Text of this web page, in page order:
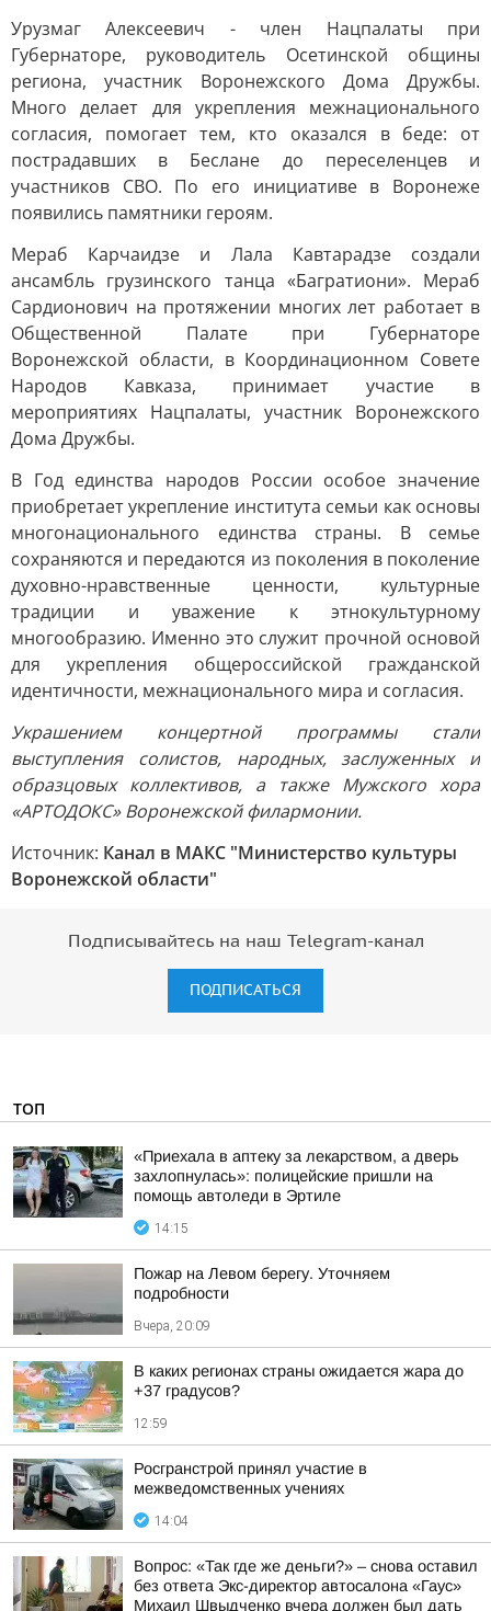
Урузмаг Алексеевич - член Нацпалаты при
Губернаторе, руководитель Осетинской общины
региона, участник Воронежского Дома Дружбы.
Много делает для укрепления межнационального
согласия, помогает тем, кто оказался в беде: от
пострадавших в Беслане до переселенцев и
участников СВО. По его инициативе в Воронеже
появились памятники героям.
Мераб Карчаидзе и Лала Кавтарадзе создали
ансамбль грузинского танца «Багратиони». Мераб
Сардионович на протяжении многих лет работает в
Общественной Палате при Губернаторе
Воронежской области, в Координационном Совете
Народов Кавказа, принимает участие в
мероприятиях Нацпалаты, участник Воронежского
Дома Дружбы.
В Год единства народов России особое значение
приобретает укрепление института семьи как основы
многонационального единства страны. В семье
сохраняются и передаются из поколения в поколение
духовно-нравственные ценности, культурные
традиции и уважение к этнокультурному
многообразию. Именно это служит прочной основой
для укрепления общероссийской гражданской
идентичности, межнационального мира и согласия.
Украшением концертной программы стали
выступления солистов, народных, заслуженных и
образцовых коллективов, а также Мужского хора
«АРТОДОКС» Воронежской филармонии.
Источник: Канал в МАКС "Министерство культуры
Воронежской области"
Подписывайтесь на наш Telegram-канал
ПОДПИСАТЬСЯ
ТОП
«Приехала в аптеку за лекарством, а дверь
захлопнулась»: полицейские пришли на
помощь автоледи в Эртиле
14:15
Пожар на Левом берегу. Уточняем
подробности
Вчера, 20:09
В каких регионах страны ожидается жара до
+37 градусов?
12:59
Росгранстрой принял участие в
межведомственных учениях
14:04
Вопрос: «Так где же деньги?» – снова оставил
без ответа Экс-директор автосалона «Гаус»
Михаил Швыдченко вчера должен был дать